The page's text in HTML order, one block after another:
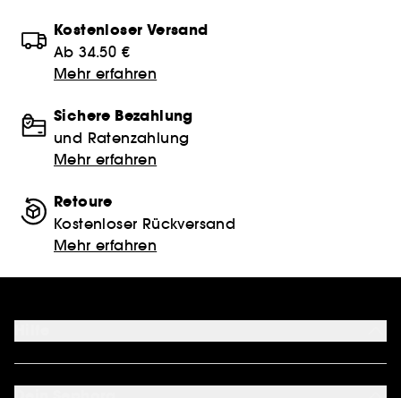
Kostenloser Versand
Ab 34.50 €
Mehr erfahren
Sichere Bezahlung
und Ratenzahlung
Mehr erfahren
Retoure
Kostenloser Rückversand
Mehr erfahren
FAQ
Kontakt